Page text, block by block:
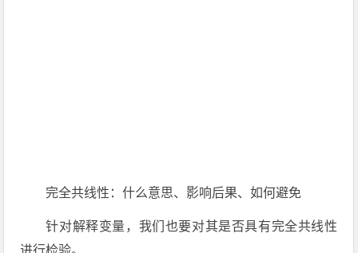
完全共线性：什么意思、影响后果、如何避免
针对解释变量，我们也要对其是否具有完全共线性
进行检验。